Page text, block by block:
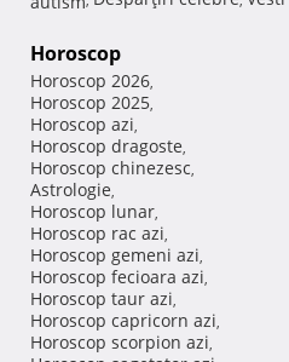
Horoscop
Horoscop 2026,
Horoscop 2025,
Horoscop azi,
Horoscop dragoste,
Horoscop chinezesc,
Astrologie,
Horoscop lunar,
Horoscop rac azi,
Horoscop gemeni azi,
Horoscop fecioara azi,
Horoscop taur azi,
Horoscop capricorn azi,
Horoscop scorpion azi,